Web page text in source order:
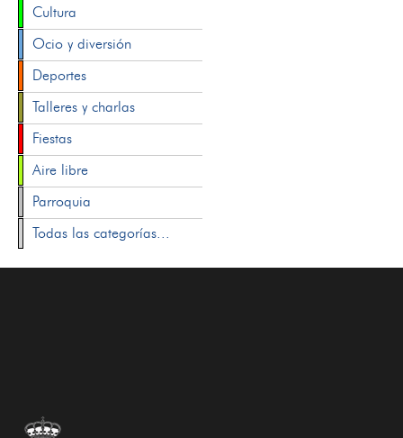
Cultura
Ocio y diversión
Deportes
Talleres y charlas
Fiestas
Aire libre
Parroquia
Todas las categorías...